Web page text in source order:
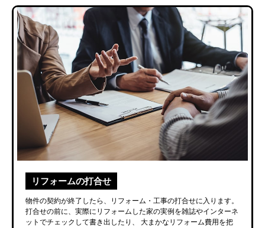
リフォームの打合せ
物件の契約が終了したら、リフォーム・工事の打合せに入ります。
打合せの前に、実際にリフォームした家の実例を雑誌やインターネ
ットでチェックして書き出したり、
大まかなリフォーム費用を把